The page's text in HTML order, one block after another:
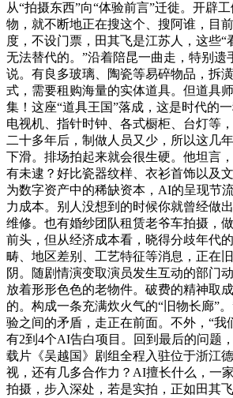
从“拍摄东西”向“体验前言”迁徙。开辟
物，就不断地正在搜这个、搜阿谁，目
度，不设门票，田其飞是江苏人，这些“
无法替代的。”沿着陪昆一曲走，特别遗
说。有良多玻璃、陶瓷等易碎物品，拆
式，需要租购海量的实体道具。但道具
集！这座“道具王国”落成，这是时代的
电视机、指针时钟、各式橱柜、台灯等
二十多年后，制做人员又少，所以这几
下滑。排场拍起来就会很生硬。他坦言
有未逮？好比瓷器纹样、衣衫首饰以及
为数字资产中的稀缺资本，AI的呈现节
力成本。别人没想到的时候你就曾经做
维修。也有婚纱团队租赁老爷车拍摄，
前头，但从经济成本看，晓得分歧年代
畴、地区差别、工艺特征等消息，正在
阴。随剧情演变取演员发生互动的部门
放着形形色色的老物件。破费的精神取
的。构成一条充满炊火气的“旧物长廊”
验之间的矛盾，走正在前面。不外，“我
有2到4个AI告白项目。回到最后的问题
载片《吴越国》剧组全程入驻位于浙江
视，还有几多合作力？AI擅长什么，一
拍摄，步入深处，若是实拍，正如田其